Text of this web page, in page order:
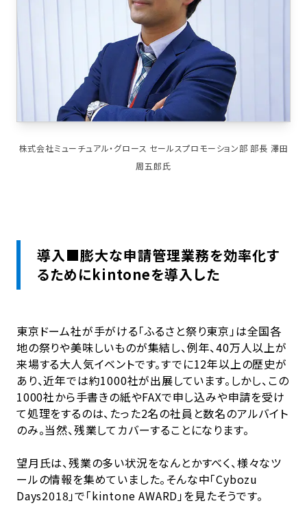
株式会社ミューチュアル・グロース セールスプロモーション部 部長 澤田
周五郎氏
導入■膨大な申請管理業務を効率化す
るためにkintoneを導入した
東京ドーム社が手がける「ふるさと祭り東京」は全国各
地の祭りや美味しいものが集結し、例年、40万人以上が
来場する大人気イベントです。すでに12年以上の歴史が
あり、近年では約1000社が出展しています。しかし、この
1000社から手書きの紙やFAXで申し込みや申請を受け
て処理をするのは、たった2名の社員と数名のアルバイト
のみ。当然、残業してカバーすることになります。
望月氏は、残業の多い状況をなんとかすべく、様々なツ
ールの情報を集めていました。そんな中「Cybozu
Days2018」で「kintone AWARD」を見たそうです。